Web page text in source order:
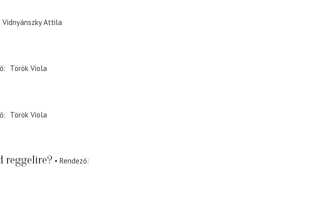
Vidnyánszky Attila
Török Viola
Török Viola
reggelire?
Rendező